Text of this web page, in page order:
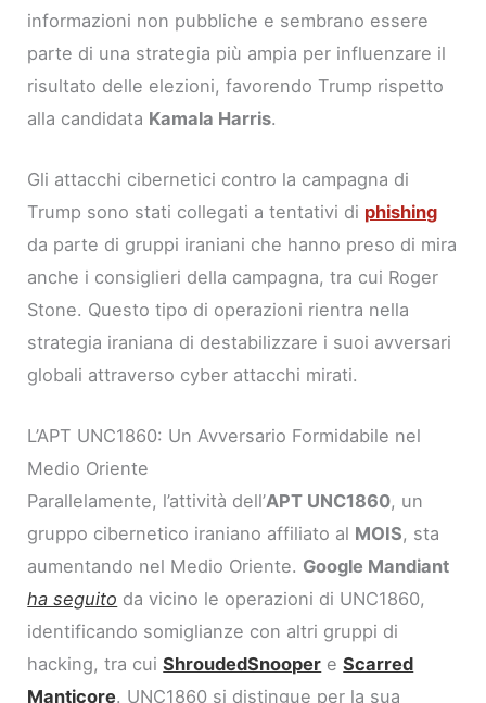
informazioni non pubbliche e sembrano essere
parte di una strategia più ampia per influenzare il
risultato delle elezioni, favorendo Trump rispetto
alla candidata Kamala Harris.
Gli attacchi cibernetici contro la campagna di
Trump sono stati collegati a tentativi di phishing
da parte di gruppi iraniani che hanno preso di mira
anche i consiglieri della campagna, tra cui Roger
Stone. Questo tipo di operazioni rientra nella
strategia iraniana di destabilizzare i suoi avversari
globali attraverso cyber attacchi mirati.
L’APT UNC1860: Un Avversario Formidabile nel
Medio Oriente
Parallelamente, l’attività dell’APT UNC1860, un
gruppo cibernetico iraniano affiliato al MOIS, sta
aumentando nel Medio Oriente. Google Mandiant
ha seguito da vicino le operazioni di UNC1860,
identificando somiglianze con altri gruppi di
hacking, tra cuiShroudedSnooper eScarred
Manticore. UNC1860 si distingue per la sua